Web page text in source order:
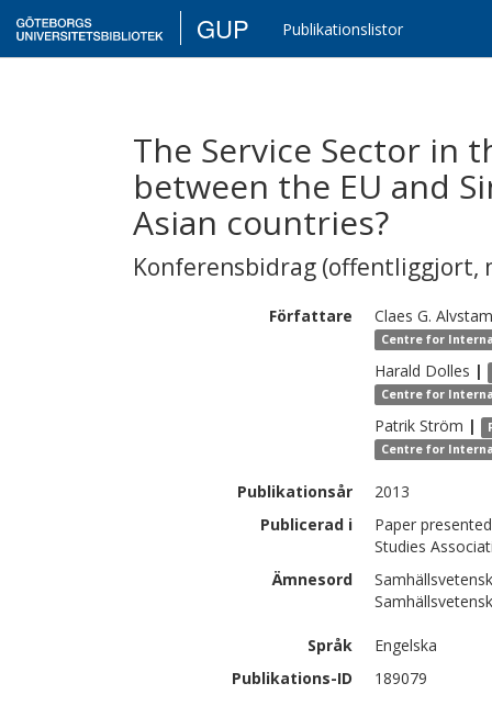
GUP Publikationslistor
The Service Sector in
between the EU and
Asian countries?
Konferensbidrag (offentliggjort,
Författare Claes G. Alvstam
Centre for
Harald Dolles |
Centre for
Patrik Ström |
Centre for
Publikationsår
2013
Publicerad i
Paper
Studies
Ämnesord
Språk
Engelska
Publikations-ID
189079